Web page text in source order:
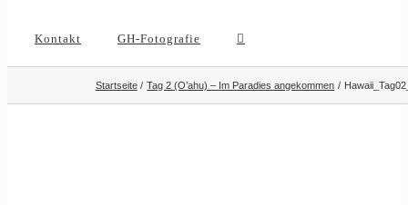
Kontakt GH-Fotografie
Startseite Tag 2 (O’ahu) – Im Paradies angekommen